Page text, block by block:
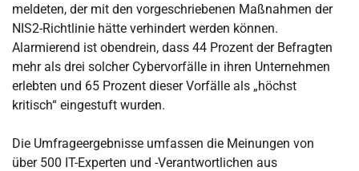
meldeten, der mit den vorgeschriebenen Maßnahmen der
NIS2-Richtlinie hätte verhindert werden können.
Alarmierend ist obendrein, dass 44 Prozent der Befragten
mehr als drei solcher Cybervorfälle in ihren Unternehmen
erlebten und 65 Prozent dieser Vorfälle als „höchst
kritisch“ eingestuft wurden.
Die Umfrageergebnisse umfassen die Meinungen von
über 500 IT-Experten und -Verantwortlichen aus